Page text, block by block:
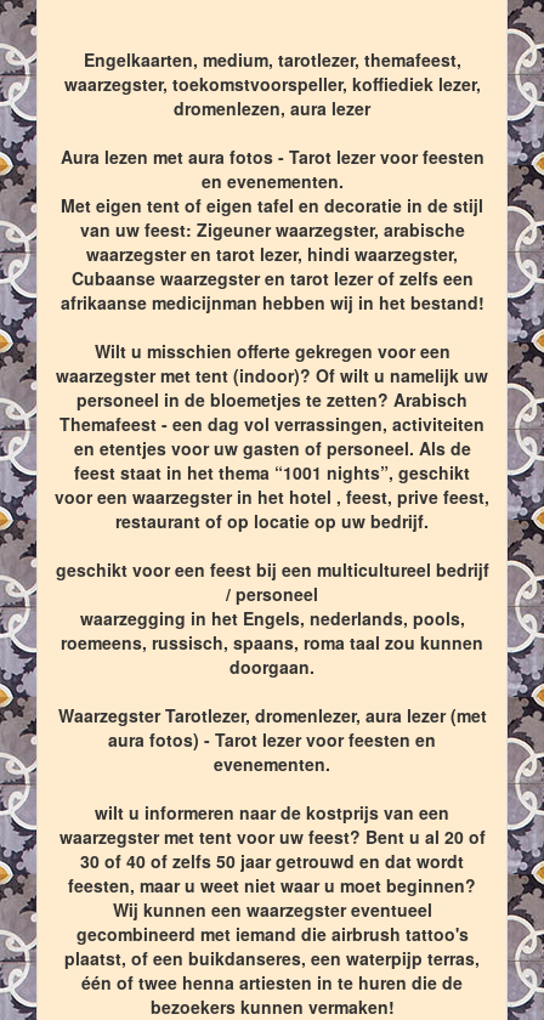
Engelkaarten, medium, tarotlezer, themafeest,
waarzegster, toekomstvoorspeller, koffiediek lezer,
dromenlezen, aura lezer
Aura lezen met aura fotos - Tarot lezer voor feesten
en evenementen.
Met eigen tent of eigen tafel en decoratie in de stijl
van uw feest: Zigeuner waarzegster, arabische
waarzegster en tarot lezer, hindi waarzegster,
Cubaanse waarzegster en tarot lezer of zelfs een
afrikaanse medicijnman hebben wij in het bestand!
Wilt u misschien offerte gekregen voor een
waarzegster met tent (indoor)? Of wilt u namelijk uw
personeel in de bloemetjes te zetten? Arabisch
Themafeest - een dag vol verrassingen, activiteiten
en etentjes voor uw gasten of personeel. Als de
feest staat in het thema “1001 nights”, geschikt
voor een waarzegster in het hotel , feest, prive feest,
restaurant of op locatie op uw bedrijf.
geschikt voor een feest bij een multicultureel bedrijf
/ personeel
waarzegging in het Engels, nederlands, pools,
roemeens, russisch, spaans, roma taal zou kunnen
doorgaan.
Waarzegster Tarotlezer, dromenlezer, aura lezer (met
aura fotos) - Tarot lezer voor feesten en
evenementen.
wilt u informeren naar de kostprijs van een
waarzegster met tent voor uw feest? Bent u al 20 of
30 of 40 of zelfs 50 jaar getrouwd en dat wordt
feesten, maar u weet niet waar u moet beginnen?
Wij kunnen een waarzegster eventueel
gecombineerd met iemand die airbrush tattoo's
plaatst, of een buikdanseres, een waterpijp terras,
één of twee henna artiesten in te huren die de
bezoekers kunnen vermaken!